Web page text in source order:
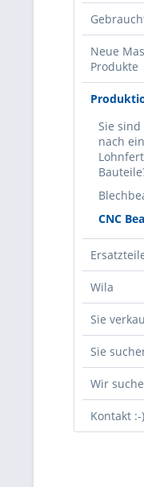
Neue
Produkte
Sie
nach
CNC
Wila
Sie
Sie
Wir
Kontakt :-)